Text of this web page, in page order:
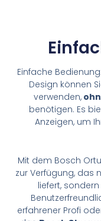
Einfache
Design können
verwenden,
benötigen. Es
Anzeigen, um
Mit dem Bosch
zur Verfügung, das
liefert,
erfahrener Profi